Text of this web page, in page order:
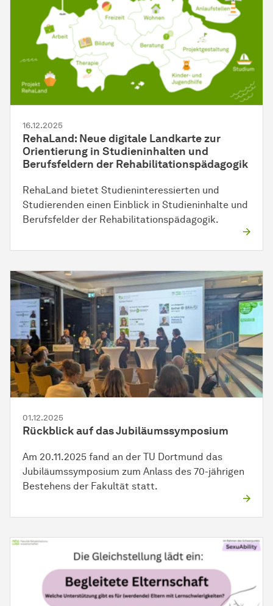
16.12.2025
RehaLand: Neue digitale Landkarte zur
Orientierung in Studieninhalten und
Berufsfeldern der Rehabilitations­pädagogik
RehaLand bietet Studieninteressierten und
Studierenden einen Einblick in Studieninhalte und
Berufsfelder der Rehabilitations­pädagogik.
01.12.2025
Rückblick auf das Jubiläumssymposium
Am 20.11.2025 fand an der TU Dortmund das
Jubiläumssymposium zum Anlass des 70-jährigen
Bestehens der Fakultät statt.